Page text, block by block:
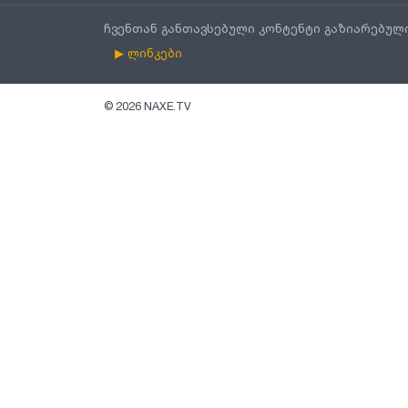
ჩვენთან განთავსებული კონტენტი
▶ ლინკები
© 2026 NAXE.TV